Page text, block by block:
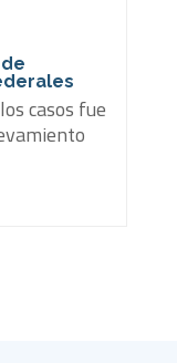
casos fue